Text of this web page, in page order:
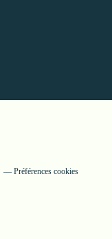
Préférences cookies